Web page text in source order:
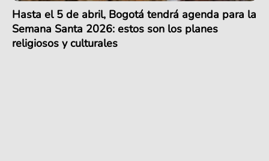
Hasta el 5 de abril, Bogotá tendrá agenda para la
Semana Santa 2026: estos son los planes
religiosos y culturales